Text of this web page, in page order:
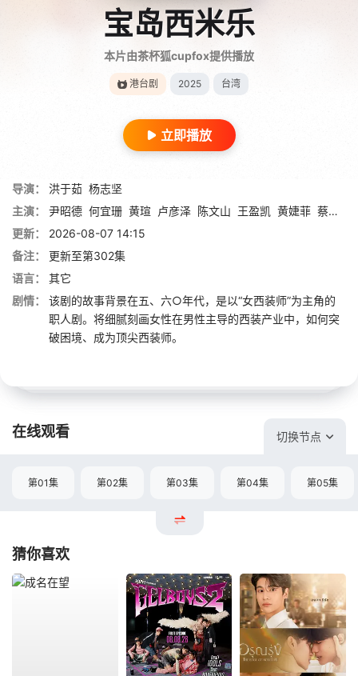
宝岛西米乐
本片由茶杯狐cupfox提供播放
港台剧 2025 台湾
立即播放
导演： 洪于茹 杨志坚
主演：
尹昭德 何宜珊 黄瑄 卢彦泽 陈文山 王盈凯 黄婕菲 蔡祥
更新：
2026-08-07 14:15
备注：
更新至第302集
语言：
其它
剧情：
该剧的故事背景在五、六○年代，是以“女西装师”为主角的
职人剧。将细腻刻画女性在男性主导的西装产业中，如何突
破困境、成为顶尖西装师。
在线观看 切换节点
第01集 第02集 第03集 第04集 第05集
猜你喜欢